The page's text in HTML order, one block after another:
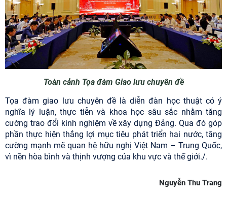
Toàn cảnh Tọa đàm Giao lưu chuyên đề
Tọa đàm giao lưu chuyên đề là diễn đàn học thuật có ý
nghĩa lý luận, thực tiễn và khoa học sâu sắc nhằm tăng
cường trao đổi kinh nghiệm về xây dựng Đảng. Qua đó góp
phần thực hiện thắng lợi mục tiêu phát triển hai nước, tăng
cường mạnh mẽ quan hệ hữu nghị Việt Nam – Trung Quốc,
vì nền hòa bình và thịnh vượng của khu vực và thế giới./.
Nguyễn Thu Trang